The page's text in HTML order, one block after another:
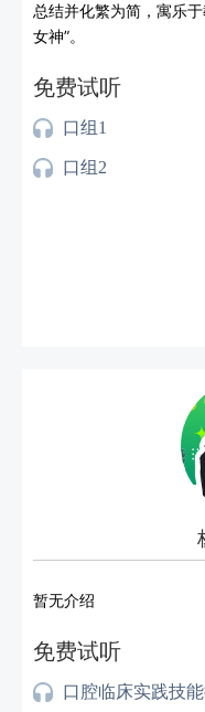
总结并化繁为简，寓乐
女神”。
免费试听
口组1
口组2
暂无介绍
免费试听
口腔临床实践技